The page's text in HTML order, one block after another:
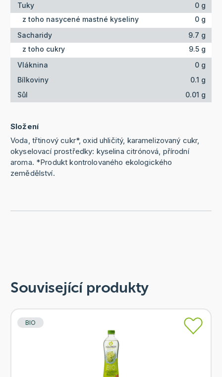
Tuky
0 g
z toho nasycené mastné kyseliny
0 g
Sacharidy
9.7 g
z toho cukry
9.5 g
Vláknina
0 g
Bílkoviny
0.1 g
Sůl
0.01 g
Složení
Voda, třtinový cukr*, oxid uhličitý, karamelizovaný cukr,
okyselovací prostředky: kyselina citrónová, přírodní
aroma. *Produkt kontrolovaného ekologického
zemědělství.
Související produkty
BIO